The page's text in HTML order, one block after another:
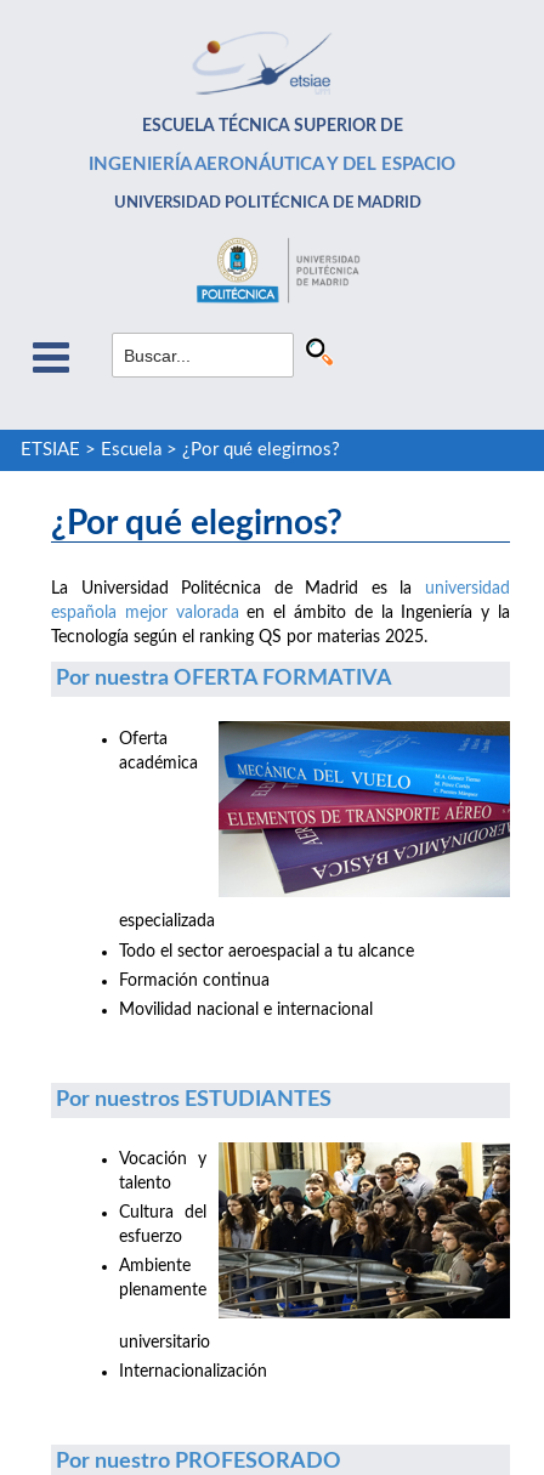
ESCUELA TÉCNICA SUPERIOR DE
INGENIERÍA AERONÁUTICA Y DEL ESPACIO
UNIVERSIDAD POLITÉCNICA DE MADRID
ETSIAE > Escuela> ¿Por qué elegirnos?
¿Por qué elegirnos?
La Universidad Politécnica de Madrid es la universidad
española mejor valorada en el ámbito de la Ingeniería y la
Tecnología según el ranking QS por materias 2025.
Por nuestra OFERTA FORMATIVA
Oferta
académica
especializada
Todo el sector aeroespacial a tu alcance
Formación continua
Movilidad nacional e internacional
Por nuestros ESTUDIANTES
Vocación y
talento
Cultura del
esfuerzo
Ambiente
plenamente
universitario
Internacionalización
Por nuestro PROFESORADO